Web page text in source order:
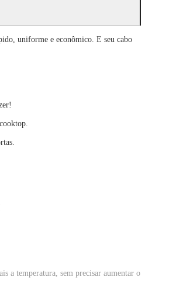
uniforme e econômico. E seu cabo
a temperatura, sem precisar aumentar o